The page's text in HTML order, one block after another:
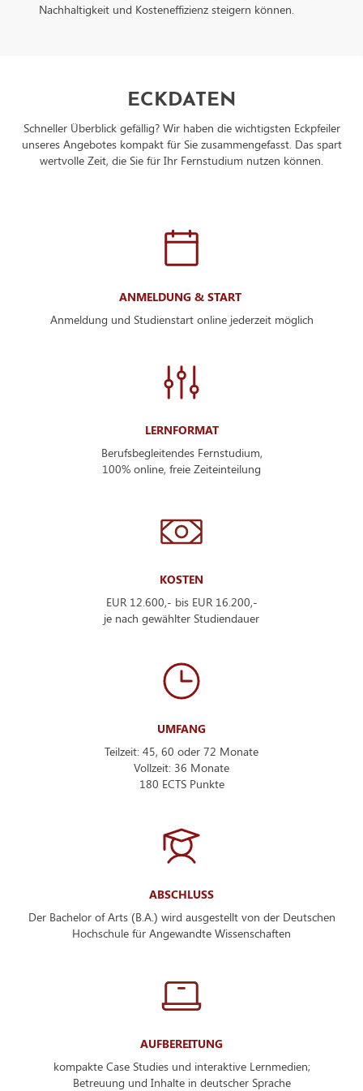
Nachhaltigkeit und Kosteneffizienz steigern können.
ECKDATEN
Schneller Überblick gefällig? Wir haben die wichtigsten Eckpfeiler
unseres Angebotes kompakt für Sie zusammengefasst. Das spart
wertvolle Zeit, die Sie für Ihr Fernstudium nutzen können.
ANMELDUNG & START
Anmeldung und Studienstart online jederzeit möglich
LERNFORMAT
Berufsbegleitendes Fernstudium,
100% online, freie Zeiteinteilung
KOSTEN
EUR 12.600,- bis EUR 16.200,-
je nach gewählter Studiendauer
UMFANG
Teilzeit: 45, 60 oder 72 Monate
Vollzeit: 36 Monate
180 ECTS Punkte
ABSCHLUSS
Der Bachelor of Arts (B.A.) wird ausgestellt von der Deutschen
Hochschule für Angewandte Wissenschaften
AUFBEREITUNG
kompakte Case Studies und interaktive Lernmedien;
Betreuung und Inhalte in deutscher Sprache